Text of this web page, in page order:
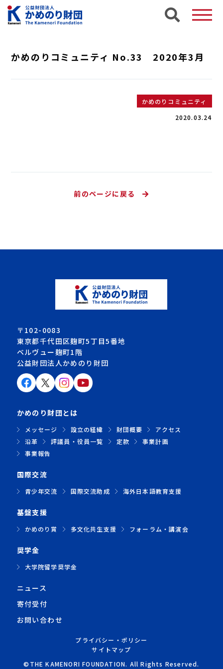
かめのりコミュニティ No.33 2020年3月
かめのりコミュニティ
2020.03.24
前のページに戻る
〒102-0083
東京都千代田区麹町5丁目5番地
ベルヴュー麹町1階
公益財団法人かめのり財団
かめのり財団とは
メッセージ 設立の経緯 財団概要
アクセス
沿革
評議員・役員一覧 定款
事業計画
事業報告
国際交流
青少年交流 国際交流助成 海外日本語教育支援
基盤支援
かめのり賞 多文化共生支援 フォーラム・講演会
奨学金
大学院留学奨学金
ニュース
寄付受付
お問い合わせ
プライバシー・ポリシー
サイトマップ
©THE KAMENORI FOUNDATION. All Rights Reserved.